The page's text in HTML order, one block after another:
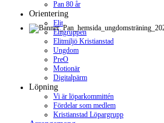
Pan 80 år
Orientering
Elit
Elitgruppen
Elitmiljö Kristianstad
Ungdom
PreO
Motionär
Digitalpärm
Löpning
Vi är löparkommittén
Fördelar som medlem
Kristianstad Löpargrupp